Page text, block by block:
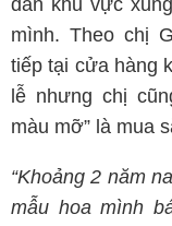
dân khu vực
mình. Theo chị
tiếp tại cửa hàng
lễ nhưng chị
màu mỡ” là mua
“Khoảng 2 năm
mẫu hoa mình